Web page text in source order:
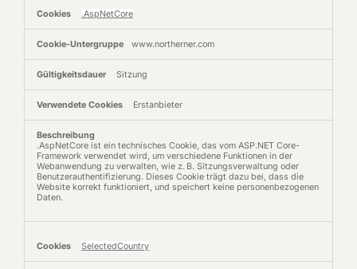
.AspNetCore
www.northerner.com
Sitzung
Erstanbieter
.AspNetCore ist ein technisches Cookie, das vom ASP.NET Core-
Framework verwendet wird, um verschiedene Funktionen in der
Webanwendung zu verwalten, wie z. B. Sitzungsverwaltung oder
Benutzerauthentifizierung. Dieses Cookie trägt dazu bei, dass die
Website korrekt funktioniert, und speichert keine personenbezogenen
Daten.
SelectedCountry